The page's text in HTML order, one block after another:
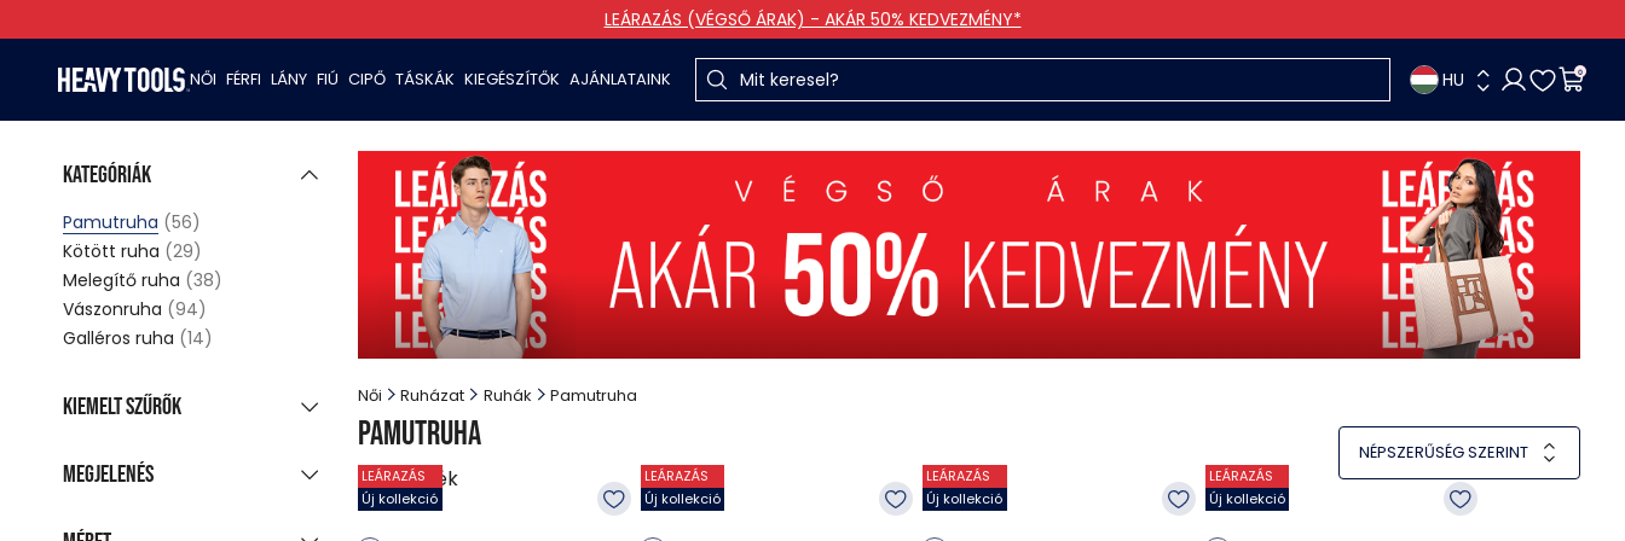
LEÁRAZÁS (VÉGSŐ ÁRAK) - AKÁR 50% KEDVEZMÉNY*
NŐI FÉRFI LÁNY FIÚ CIPŐ TÁSKÁK KIEGÉSZÍTŐK AJÁNLATAINK HU 0
Női Ruházat Ruhák Pamutruha
Pamutruha
56termék
NÉPSZERŰSÉG SZERINT
LEÁRAZÁS
Új kollekció
LEÁRAZÁS
Új kollekció
LEÁRAZÁS
Új kollekció
LEÁRAZÁS
Új kollekció
Kategóriák
Pamutruha (56)
Kötött ruha (29)
Melegítő ruha (38)
Vászonruha (94)
Galléros ruha (14)
Kiemelt szűrők
Megjelenés